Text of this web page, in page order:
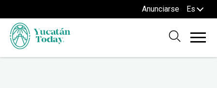
Anunciarse Es